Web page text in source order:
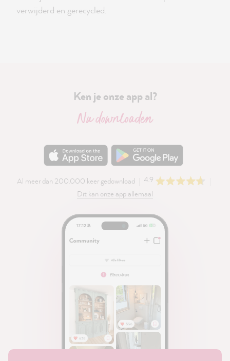
verwijderd en gerecycled.
Ken je onze app al?
Nu downloaden
Al meer dan 200.000 keer gedownload
4.9
Dit kan onze app allemaal